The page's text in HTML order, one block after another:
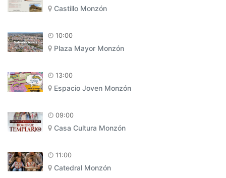
Castillo Monzón
10:00
Plaza Mayor Monzón
13:00
Espacio Joven Monzón
09:00
Casa Cultura Monzón
11:00
Catedral Monzón